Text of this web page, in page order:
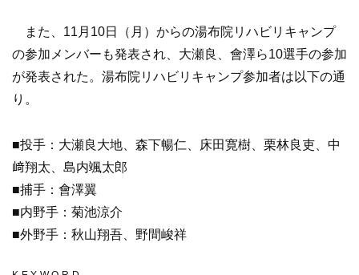
また、11月10日（月）からの湯布院リハビリキャンプ
の参加メンバーも発表され、大瀬良、會澤ら10選手の参加
が発表された。湯布院リハビリキャンプ参加者は以下の通
り。
■投手：大瀬良大地、森下暢仁、床田寛樹、栗林良吏、中
﨑翔太、島内颯太郎
■捕手：會澤翼
■内野手：菊池涼介
■外野手：秋山翔吾、野間峻祥